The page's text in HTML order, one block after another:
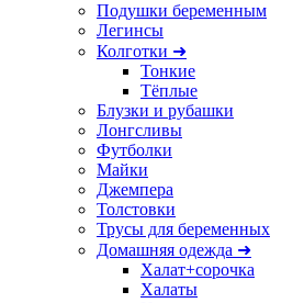
Подушки беременным
Легинсы
Колготки ➜
Тонкие
Тёплые
Блузки и рубашки
Лонгсливы
Футболки
Майки
Джемпера
Толстовки
Трусы для беременных
Домашняя одежда ➜
Халат+сорочка
Халаты